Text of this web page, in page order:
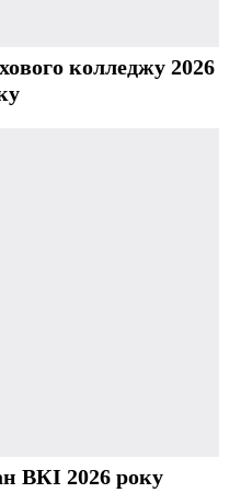
колледжу 2026
ВКІ 2026 року